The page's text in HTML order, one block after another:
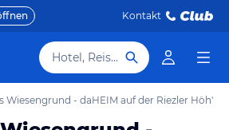
Kontakt
Hotel, Reiseziel
Wiesengrund - daHEIM auf der Riezler Höh'!